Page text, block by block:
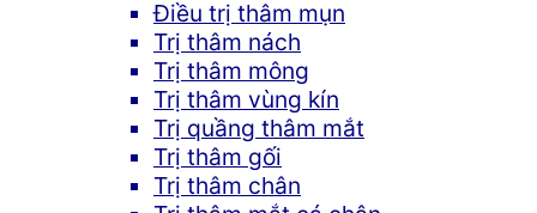
Điều trị thâm mụn
Trị thâm nách
Trị thâm mông
Trị thâm vùng kín
Trị quầng thâm mắt
Trị thâm gối
Trị thâm chân